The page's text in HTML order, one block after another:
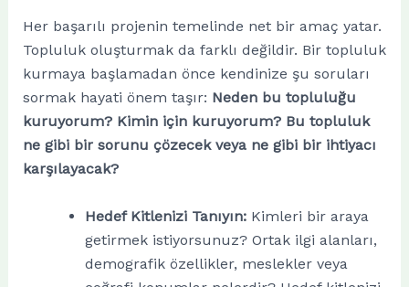
Her başarılı projenin temelinde net bir amaç yatar.
Topluluk oluşturmak da farklı değildir. Bir topluluk
kurmaya başlamadan önce kendinize şu soruları
sormak hayati önem taşır: Neden bu topluluğu
kuruyorum? Kimin için kuruyorum? Bu topluluk
ne gibi bir sorunu çözecek veya ne gibi bir ihtiyacı
karşılayacak?
Hedef Kitlenizi Tanıyın:Kimleri bir araya
getirmek istiyorsunuz? Ortak ilgi alanları,
demografik özellikler, meslekler veya